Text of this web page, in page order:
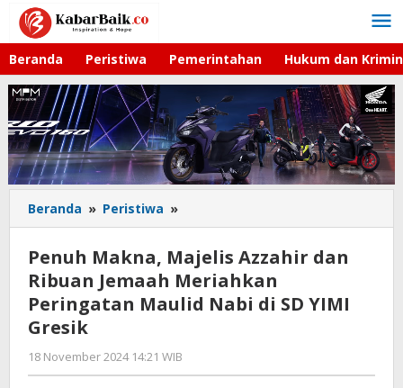
Lewati
konten
Beranda Peristiwa Pemerintahan Hukum dan
Beranda » Peristiwa »
Makna,
Majelis
Azzahir
dan
Ribuan
Peringatan
Maulid
Penuh Makna, Majelis Azzahir dan
Ribuan Jemaah Meriahkan
Peringatan Maulid Nabi di SD YIMI
Gresik
18 November 2024 14:21 WIB
Andika